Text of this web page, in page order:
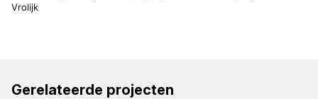
Vrolijk
Gerelateerde projecten